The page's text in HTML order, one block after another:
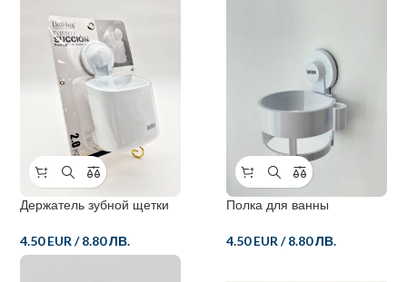
Держатель зубной щетки
4.50 EUR /8.80 ЛВ.
Полка для ванны
4.50 EUR /8.80 ЛВ.